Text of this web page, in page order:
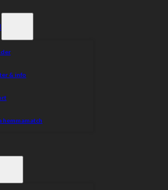
& info
hemmamatch